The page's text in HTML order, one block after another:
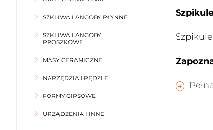
SZKLIWA I ANGOBY PŁYNNE
SZKLIWA I ANGOBY
PROSZKOWE
MASY CERAMICZNE
NARZĘDZIA I PĘDZLE
FORMY GIPSOWE
URZĄDZENIA I INNE